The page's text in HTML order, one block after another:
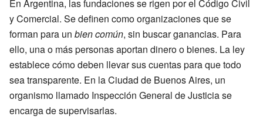
En Argentina, las fundaciones se rigen por el Código Civil
y Comercial. Se definen como organizaciones que se
forman para un bien común, sin buscar ganancias. Para
ello, una o más personas aportan dinero o bienes. La ley
establece cómo deben llevar sus cuentas para que todo
sea transparente. En la Ciudad de Buenos Aires, un
organismo llamado Inspección General de Justicia se
encarga de supervisarlas.